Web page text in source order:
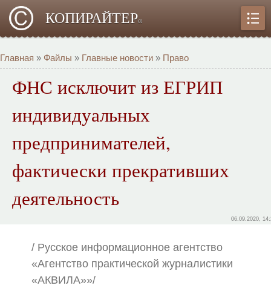
КОПИРАЙТЕРα
Главная » Файлы » Главные новости » Право
ФНС исключит из ЕГРИП
индивидуальных
предпринимателей,
фактически прекративших
деятельность
06.09.2020,
/ Русское информационное агентство
«Агентство практической журналистики
«АКВИЛА»»/